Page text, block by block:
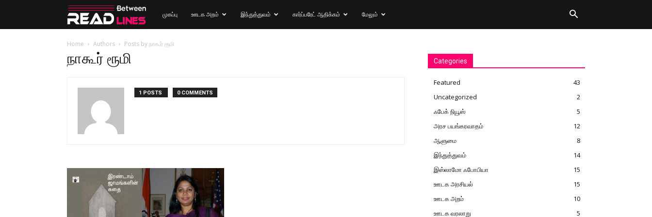
Read
Between
முகப்பு ஊடக அறம் இந்துத்துவம் கார்ப்பரேட் ஆதிக்கம் மேலும்
Home Authors Posts by நாகூர் ரூமி
நாகூர் ரூமி
1 POSTS 0 COMMENTS
Categories
Featured
43
Uncategorized
2
ஃபேக் நியூஸ்
5
அரச பயங்கரவாதம்
12
ஆளுமை
8
இந்துத்துவம்
14
இஸ்லாமோ ஃபோபியா
15
ஊடக அரசியல்
15
ஊடக அறம்
10
ஊடக வரலாறு
5